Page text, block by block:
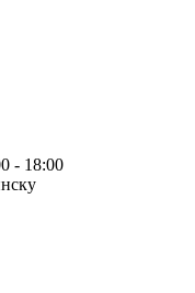
- 18:00